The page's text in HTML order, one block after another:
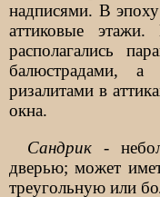
надписями. В
аттиковые
располагались
балюстрадами,
ризалитами в
окна.
Сандрик -
дверью; может
треугольную или